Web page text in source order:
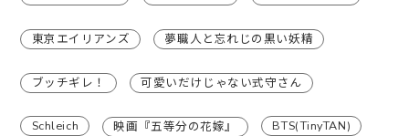
東京エイリアンズ 夢職人と忘れじの黒い妖精
ブッチギレ！ 可愛いだけじゃない式守さん
Schleich 映画『五等分の花嫁』 BTS(TinyTAN)